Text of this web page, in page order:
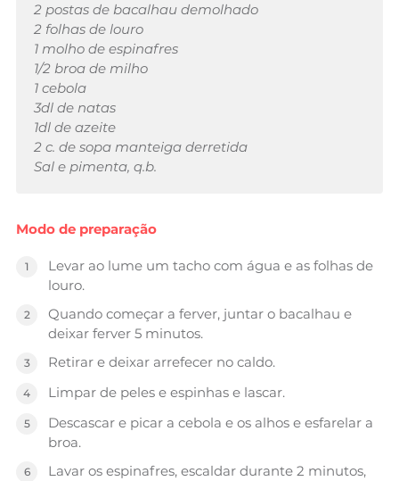
2 postas de bacalhau demolhado
2 folhas de louro
1 molho de espinafres
1/2 broa de milho
1 cebola
3dl de natas
1dl de azeite
2 c. de sopa manteiga derretida
Sal e pimenta, q.b.
Modo de preparação
Levar ao lume um tacho com água e as folhas de
louro.
Quando começar a ferver, juntar o bacalhau e
deixar ferver 5 minutos.
Retirar e deixar arrefecer no caldo.
Limpar de peles e espinhas e lascar.
Descascar e picar a cebola e os alhos e esfarelar a
broa.
Lavar os espinafres, escaldar durante 2 minutos,